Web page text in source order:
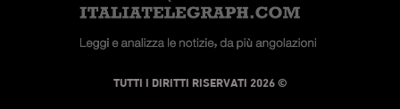
© TUTTI I DIRITTI RISERVATI 2026